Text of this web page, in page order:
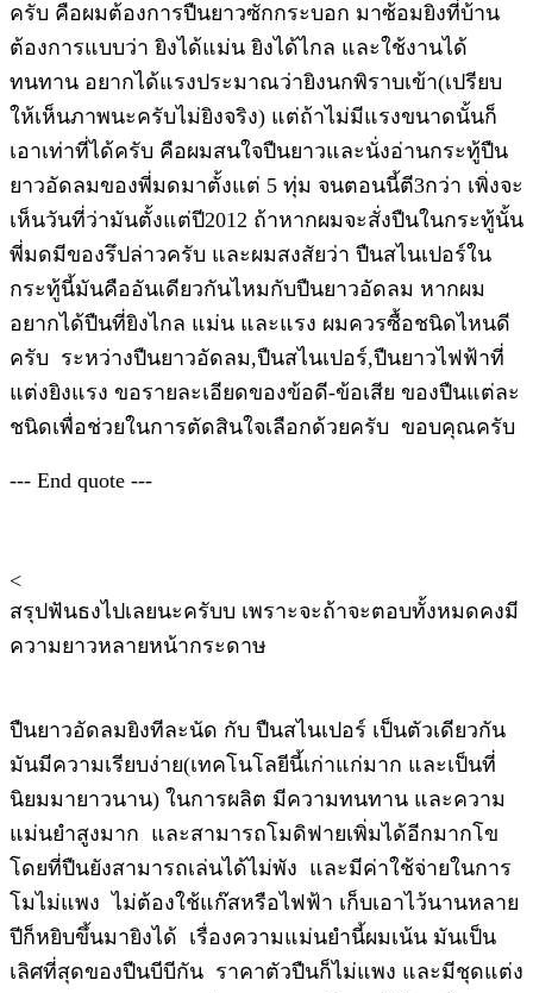
ครับ คือผมต้องการปืนยาวซักกระบอก มาซ้อมยิงที่บ้าน
ต้องการแบบว่า ยิงได้แม่น ยิงได้ไกล และใช้งานได้
ทนทาน อยากได้แรงประมาณว่ายิงนกพิราบเข้า(เปรียบ
ให้เห็นภาพนะครับไม่ยิงจริง) แต่ถ้าไม่มีแรงขนาดนั้นก็
เอาเท่าที่ได้ครับ คือผมสนใจปืนยาวและนั่งอ่านกระทู้ปืน
ยาวอัดลมของพี่มดมาตั้งแต่ 5 ทุ่ม จนตอนนี้ตี3กว่า เพิ่งจะ
เห็นวันที่ว่ามันตั้งแต่ปี2012 ถ้าหากผมจะสั่งปืนในกระทู้นั้น
พี่มดมีของรึปล่าวครับ และผมสงสัยว่า ปืนสไนเปอร์ใน
กระทู้นี้มันคืออันเดียวกันไหมกับปืนยาวอัดลม หากผม
อยากได้ปืนที่ยิงไกล แม่น และแรง ผมควรซื้อชนิดไหนดี
ครับ ระหว่างปืนยาวอัดลม,ปืนสไนเปอร์,ปืนยาวไฟฟ้าที่
แต่งยิงแรง ขอรายละเอียดของข้อดี-ข้อเสีย ของปืนแต่ละ
ชนิดเพื่อช่วยในการตัดสินใจเลือกด้วยครับ ขอบคุณครับ
--- End quote ---
<
สรุปฟันธงไปเลยนะครับบ เพราะจะถ้าจะตอบทั้งหมดคงมี
ความยาวหลายหน้ากระดาษ
ปืนยาวอัดลมยิงทีละนัด กับ ปืนสไนเปอร์ เป็นตัวเดียวกัน
มันมีความเรียบง่าย(เทคโนโลยีนี้เก่าแก่มาก และเป็นที่
นิยมมายาวนาน) ในการผลิต มีความทนทาน และความ
แม่นยำสูงมาก และสามารถโมดิฟายเพิ่มได้อีกมากโข
โดยที่ปืนยังสามารถเล่นได้ไม่พัง และมีค่าใช้จ่ายในการ
โมไม่แพง ไม่ต้องใช้แก๊สหรือไฟฟ้า เก็บเอาไว้นานหลาย
ปีก็หยิบขึ้นมายิงได้ เรื่องความแม่นยำนี้ผมเน้น มันเป็น
เลิศที่สุดของปืนบีบีกัน ราคาตัวปืนก็ไม่แพง และมีชุดแต่ง